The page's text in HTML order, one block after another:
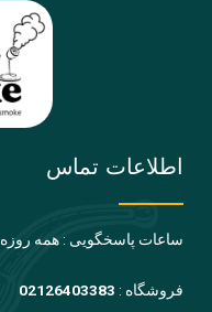
اطلاعات تماس
ساعات پاسخگویی : همه روزه 15 الی تا 20
فروشگاه : 02126403383